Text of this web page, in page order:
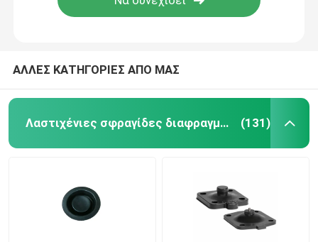
ΑΛΛΕΣ ΚΑΤΗΓΟΡΙΕΣ ΑΠΟ ΜΑΣ
Λαστιχένιες σφραγίδες διαφραγμάτων (131)